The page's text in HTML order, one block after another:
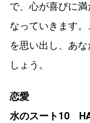
で、心が喜びに
なっていきます
を思い出し、あ
しょう。
恋愛
水のスート10